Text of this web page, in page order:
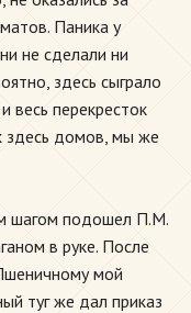
Паника у
не сделали ни
здесь сыграло
весь перекресток
здесь домов, мы же
шагом подошел П.М.
в руке. После
мой
туг же дал приказ